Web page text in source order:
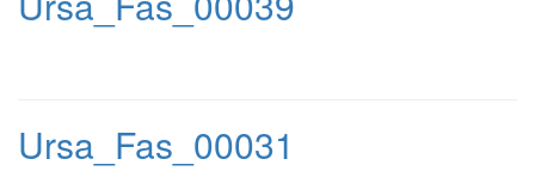
Ursa_Fas_00031